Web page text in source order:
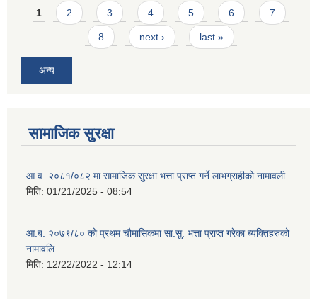
Pages
1 2 3 4 5 6 7
8 next › last »
अन्य
सामाजिक सुरक्षा
आ.व. २०८१/०८२ मा सामाजिक सुरक्षा भत्ता प्राप्त गर्ने लाभग्राहीको नामावली
मिति: 01/21/2025 - 08:54
आ.ब. २०७९/८० को प्रथम चौमासिकमा सा.सु. भत्ता प्राप्त गरेका ब्यक्तिहरुको
नामावलि
मिति: 12/22/2022 - 12:14